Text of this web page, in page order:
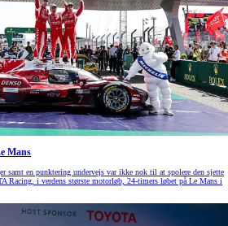
Mans
samt en punktering undervejs var ikke nok til at spolere den sjette
Racing, i verdens største motorløb, 24-timers løbet på Le Mans i